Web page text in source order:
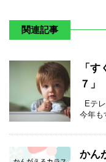
関連記事
「
７」
Eテ
今年も
かん